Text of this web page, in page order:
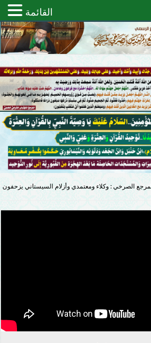
الصرخي : وكلاء ومعتمدي وأزلام السيستاني يزحفون
القائمة